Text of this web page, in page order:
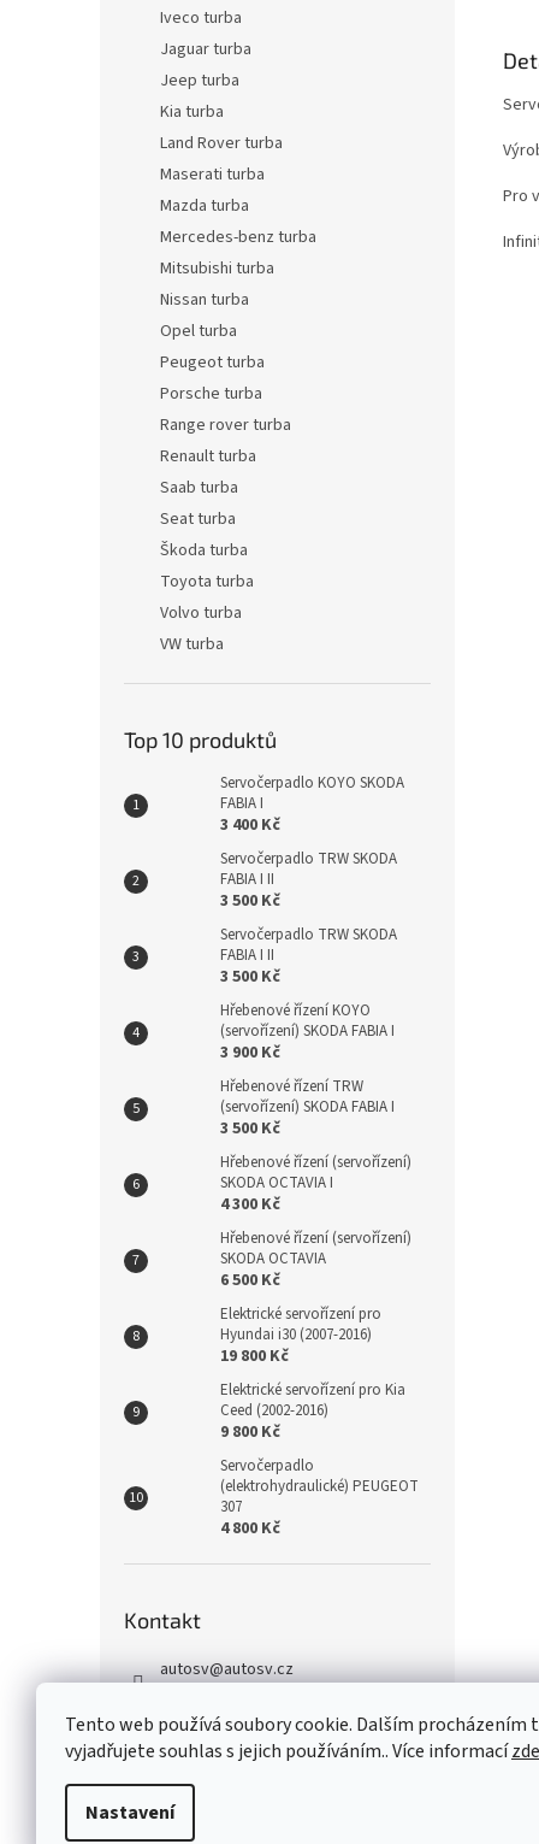
Tento web používá soubory cookie. Dalším procházením
vyjadřujete souhlas s jejich používáním.. Více informacízde
Nastavení
Iveco turba
Jaguar turba
Jeep turba
Kia turba
Land Rover turba
Maserati turba
Mazda turba
Mercedes-benz turba
Mitsubishi turba
Nissan turba
Opel turba
Peugeot turba
Porsche turba
Range rover turba
Renault turba
Saab turba
Seat turba
Škoda turba
Toyota turba
Volvo turba
VW turba
Top 10 produktů
Servočerpadlo KOYO SKODA
FABIA I
3 400 Kč
Servočerpadlo TRW SKODA
FABIA I II
3 500 Kč
Servočerpadlo TRW SKODA
FABIA I II
3 500 Kč
Hřebenové řízení KOYO
(servořízení) SKODA FABIA I
3 900 Kč
Hřebenové řízení TRW
(servořízení) SKODA FABIA I
3 500 Kč
Hřebenové řízení (servořízení)
SKODA OCTAVIA I
4 300 Kč
Hřebenové řízení (servořízení)
SKODA OCTAVIA
6 500 Kč
Elektrické servořízení pro
Hyundai i30 (2007-2016)
19 800 Kč
Elektrické servořízení pro Kia
Ceed (2002-2016)
9 800 Kč
Servočerpadlo
(elektrohydraulické) PEUGEOT
307
4 800 Kč
Kontakt
autosv@autosv.cz
+420 739 933 279
Pro